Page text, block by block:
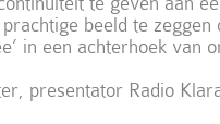
beeld te zeggen
in een achterhoek van
presentator Radio